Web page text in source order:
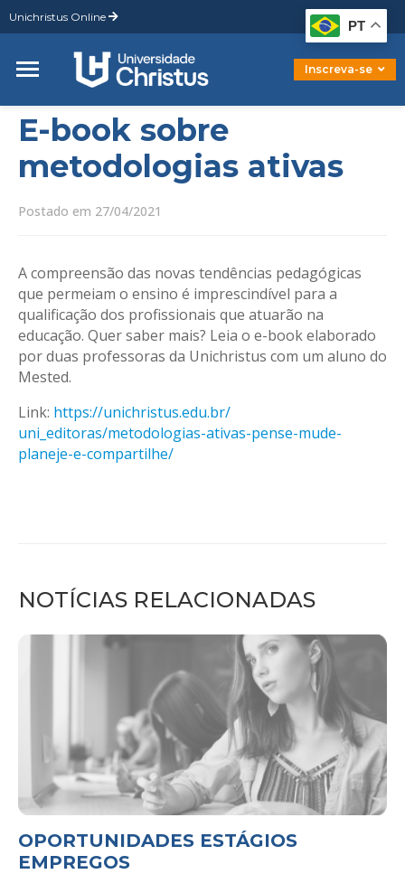
Unichristus Online
Inscreva-se
Graduação
Pós-Graduação
Mestrado
Doutorado
E-book sobre
metodologias ativas
Postado em 27/04/2021
A compreensão das novas tendências pedagógicas
que permeiam o ensino é imprescindível para a
qualificação dos profissionais que atuarão na
educação. Quer saber mais? Leia o e-book elaborado
por duas professoras da Unichristus com um aluno do
Mested.
Link: https://unichristus.edu.br/
uni_editoras/metodologias-ativas-pense-mude-
planeje-e-compartilhe/
NOTÍCIAS RELACIONADAS
OPORTUNIDADES ESTÁGIOS
EMPREGOS
PT